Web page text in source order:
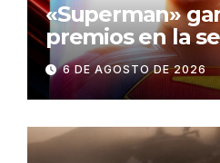
«Superman»
premios en la
de los Critics
Awards
6 DE AGOSTO DE 2026